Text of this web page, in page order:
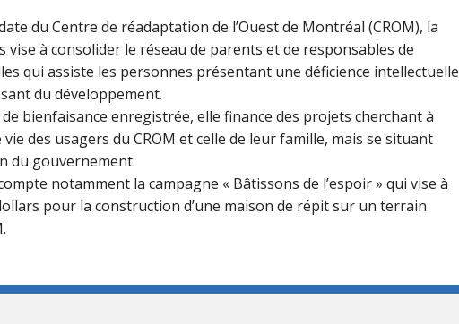
du Centre de réadaptation de l’Ouest de Montréal (CROM), la
à consolider le réseau de parents et de responsables de
qui assiste les personnes présentant une déficience intellectuelle
du développement.
bienfaisance enregistrée, elle finance des projets cherchant à
des usagers du CROM et celle de leur famille, mais se situant
du gouvernement.
notamment la campagne « Bâtissons de l’espoir » qui vise à
pour la construction d’une maison de répit sur un terrain